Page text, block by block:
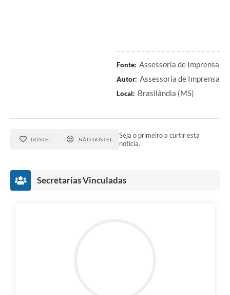
Fonte: Assessoria de Imprensa
Autor: Assessoria de Imprensa
Local: Brasilândia (MS)
GOSTEI NÃO GOSTEI
Seja o primeiro a curtir esta
notícia.
Secretarias Vinculadas